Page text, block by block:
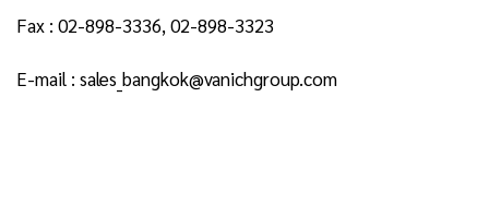
Fax : 02-898-3336, 02-898-3323
E-mail : sales_bangkok@vanichgroup.com